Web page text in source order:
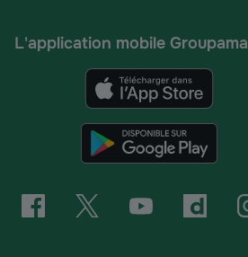
L'application mobile Groupama